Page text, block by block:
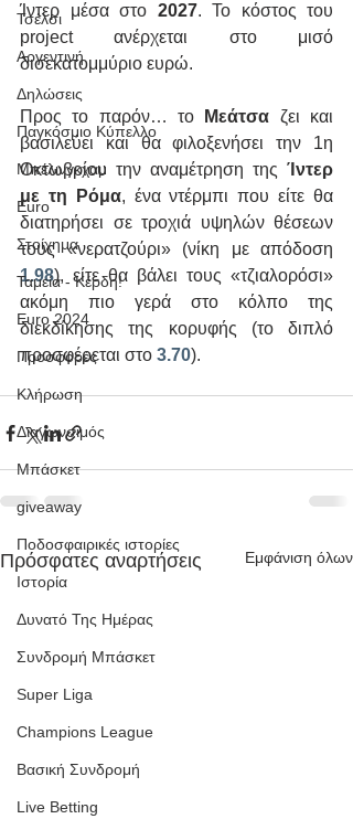
Τσέλσι
Αργεντινή
Δηλώσεις
Παγκόσμιο Κύπελλο
Μπέλινγκχαμ
Euro
Στοίχημα
Ταμεία - Κέρδη!
Euro 2024
Προσφορές
Κλήρωση
Διαγωνσιμός
Μπάσκετ
giveaway
Ποδοσφαιρικές ιστορίες
Ιστορία
Δυνατό Της Ημέρας
Συνδρομή Μπάσκετ
Super Liga
Champions League
Βασική Συνδρομή
Live Betting
Ίντερ
μέσα στο 2027. Το κόστος του
project ανέρχεται στο μισό
δισεκατομμύριο ευρώ.
Προς το παρόν… το Μεάτσα ζει και
βασιλεύει και θα φιλοξενήσει την 1η
Οκτωβρίου την αναμέτρηση της Ίντερ
με τη Ρόμα, ένα ντέρμπι που είτε θα
διατηρήσει σε τροχιά υψηλών θέσεων
1.98), είτε θα βάλει τους «τζιαλορόσι»
ακόμη πιο γερά στο κόλπο της
διεκδίκησης της κορυφής (το διπλό
προσφέρεται στο 3.70).
Πρόσφατες αναρτήσεις Εμφάνιση όλων